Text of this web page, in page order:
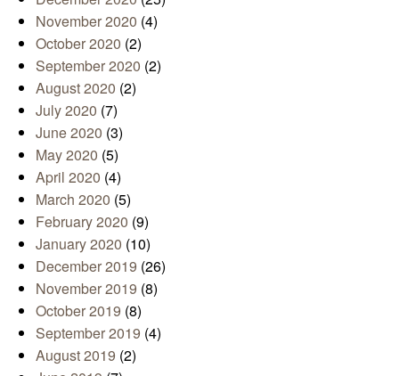
November 2020 (4)
October 2020 (2)
September 2020 (2)
August 2020 (2)
July 2020 (7)
June 2020 (3)
May 2020 (5)
April 2020 (4)
March 2020 (5)
February 2020 (9)
January 2020 (10)
December 2019 (26)
November 2019 (8)
October 2019 (8)
September 2019 (4)
August 2019 (2)